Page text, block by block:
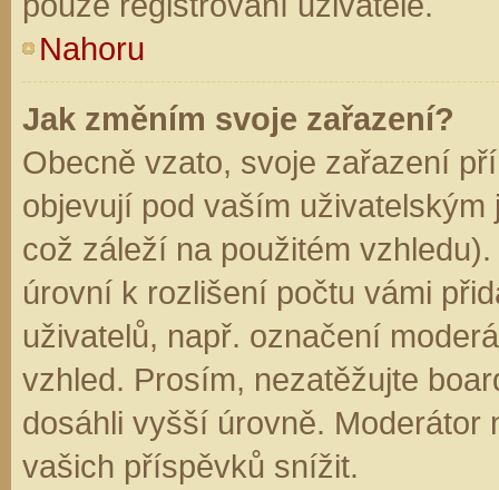
Nahoru
Jak změním svoje zařazení?
Obecně vzato, svoje zařazení
objevují pod vaším
což záleží na použitém
úrovní k rozlišení počtu vámi
uživatelů, např. označení
vzhled. Prosím, nezatěžujte
dosáhli vyšší úrovně. Moderátor
vašich příspěvků snížit.